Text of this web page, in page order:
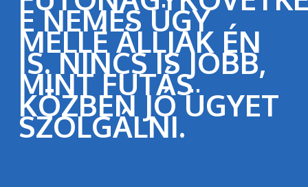
E NEMES ÜGY
MELLÉ ÁLLJAK ÉN
IS. NINCS IS JOBB,
MINT FUTÁS
KÖZBEN JÓ ÜGYET
SZOLGÁLNI.